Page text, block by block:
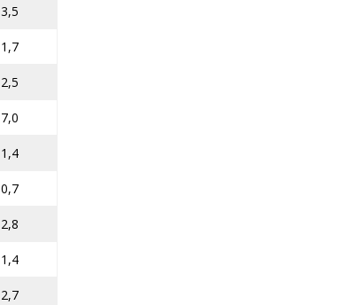
3,5
1,7
2,5
7,0
1,4
0,7
2,8
1,4
2,7